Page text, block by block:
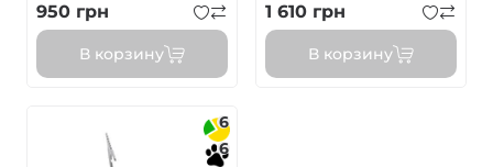
950 грн
В корзину
1 610 грн
В корзину
6
6